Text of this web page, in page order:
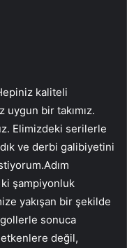
kaliteli
uygun bir takımız.
Elimizdeki serilerle
ve derbi galibiyetini
ki şampiyonluk
yakışan bir şekilde
gollerle sonuca
etkenlere değil,